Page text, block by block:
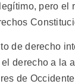
pero el
de derecho
el derecho a
de